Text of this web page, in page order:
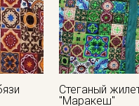
Стеганый
"Маракеш"